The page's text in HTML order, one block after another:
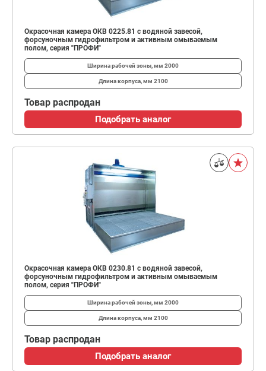
Окрасочная камера ОКВ 0225.81 с водяной завесой,
форсуночным гидрофильтром и активным омываемым
полом, серия "ПРОФИ"
Ширина рабочей зоны, мм 2000
Длина корпуса, мм 2100
Товар распродан
Подобрать аналог
Окрасочная камера ОКВ 0230.81 с водяной завесой,
форсуночным гидрофильтром и активным омываемым
полом, серия "ПРОФИ"
Ширина рабочей зоны, мм 2000
Длина корпуса, мм 2100
Товар распродан
Подобрать аналог